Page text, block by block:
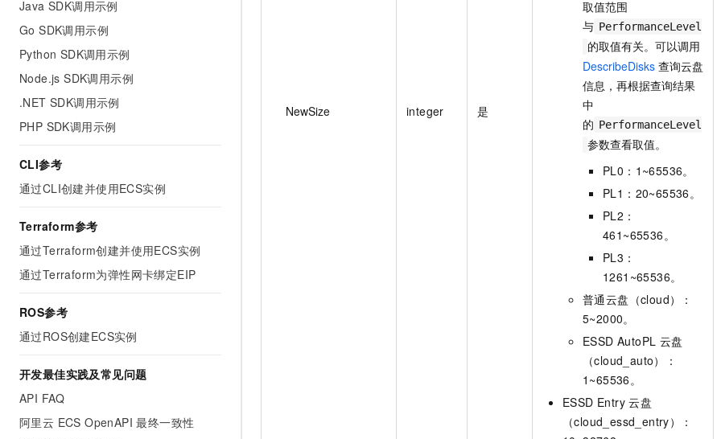
Java SDK调用示例
Go SDK调用示例
Python SDK调用示例
Node.js SDK调用示例
.NET SDK调用示例
PHP SDK调用示例
CLI参考
通过CLI创建并使用ECS实例
Terraform参考
通过Terraform创建并使用ECS实例
通过Terraform为弹性网卡绑定EIP
ROS参考
通过ROS创建ECS实例
开发最佳实践及常见问题
API FAQ
阿里云 ECS OpenAPI 最终一致性
NewSize integer 是
取值范围
与 PerformanceLevel
的取值有关。可以调用
DescribeDisks 查询云盘
信息，再根据查询结果
中
的 PerformanceLevel
参数查看取值。
PL0：1~65536。
PL1：20~65536。
PL2：
461~65536。
PL3：
1261~65536。
普通云盘（cloud）：
5~2000。
ESSD AutoPL 云盘
（cloud_auto）：
1~65536。
ESSD Entry 云盘
（cloud_essd_entry）：